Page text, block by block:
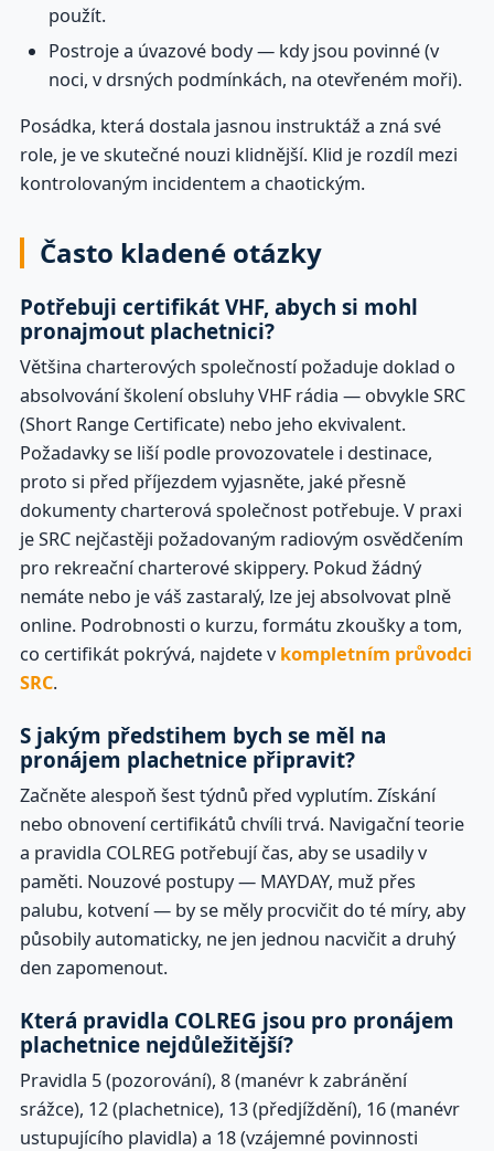
použít.
Postroje a úvazové body — kdy jsou povinné (v
noci, v drsných podmínkách, na otevřeném moři).
Posádka, která dostala jasnou instruktáž a zná své
role, je ve skutečné nouzi klidnější. Klid je rozdíl mezi
kontrolovaným incidentem a chaotickým.
Často kladené otázky
Potřebuji certifikát VHF, abych si mohl
pronajmout plachetnici?
Většina charterových společností požaduje doklad o
absolvování školení obsluhy VHF rádia — obvykle SRC
(Short Range Certificate) nebo jeho ekvivalent.
Požadavky se liší podle provozovatele i destinace,
proto si před příjezdem vyjasněte, jaké přesně
dokumenty charterová společnost potřebuje. V praxi
je SRC nejčastěji požadovaným radiovým osvědčením
pro rekreační charterové skippery. Pokud žádný
nemáte nebo je váš zastaralý, lze jej absolvovat plně
online. Podrobnosti o kurzu, formátu zkoušky a tom,
co certifikát pokrývá, najdete vkompletním průvodci
SRC.
S jakým předstihem bych se měl na
pronájem plachetnice připravit?
Začněte alespoň šest týdnů před vyplutím. Získání
nebo obnovení certifikátů chvíli trvá. Navigační teorie
a pravidla COLREG potřebují čas, aby se usadily v
paměti. Nouzové postupy — MAYDAY, muž přes
palubu, kotvení — by se měly procvičit do té míry, aby
působily automaticky, ne jen jednou nacvičit a druhý
den zapomenout.
Která pravidla COLREG jsou pro pronájem
plachetnice nejdůležitější?
Pravidla 5 (pozorování), 8 (manévr k zabránění
srážce), 12 (plachetnice), 13 (předjíždění), 16 (manévr
ustupujícího plavidla) a 18 (vzájemné povinnosti